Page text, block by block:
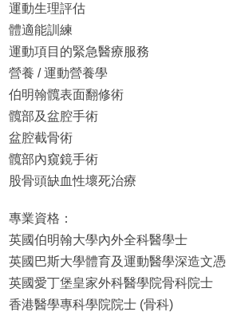
運動生理評估
體適能訓練
運動項目的緊急醫療服務
營養 / 運動營養學
伯明翰髖表面翻修術
髖部及盆腔手術
盆腔截骨術
髖部內窺鏡手術
股骨頭缺血性壞死治療
專業資格：
英國伯明翰大學內外全科醫學士
英國巴斯大學體育及運動醫學深造文憑
英國愛丁堡皇家外科醫學院骨科院士
香港醫學專科學院院士 (骨科)